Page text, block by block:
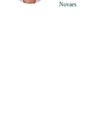
Novaes